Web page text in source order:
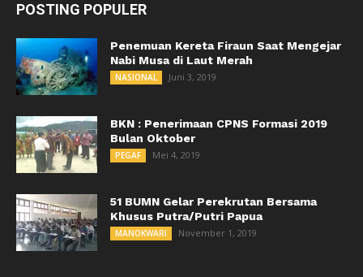
POSTING POPULER
Penemuan Kereta Firaun Saat Mengejar
Nabi Musa di Laut Merah
NASIONAL Juni 3, 2019
BKN : Penerimaan CPNS Formasi 2019
Bulan Oktober
PEGAF Mei 4, 2019
51 BUMN Gelar Perekrutan Bersama
Khusus Putra/Putri Papua
MANOKWARI November 1, 2019